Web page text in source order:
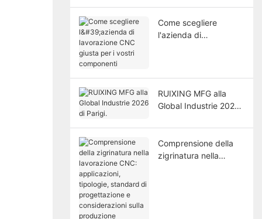
sulla macchina.
Come scegliere
l'azienda di
RUIXING MFG alla
Global Industrie 2026
Comprensione della
zigrinatura nella